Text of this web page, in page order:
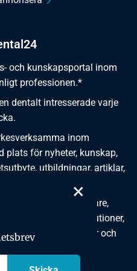
och kunskapsportal inom
professionen.*
dentalt intresserade varje
inom
plats för nyheter, kunskap,
utbildningar, artiklar,
med tandläkare,
tandtekniker, institutioner,
leverantörer och
×